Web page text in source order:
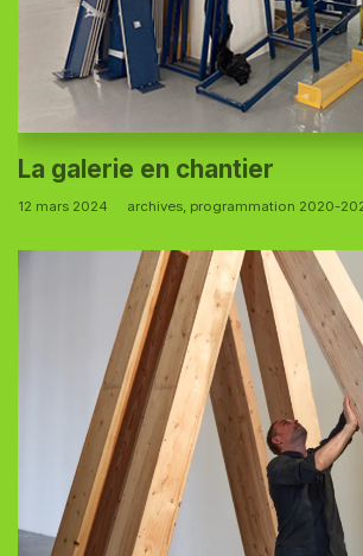
La galerie en chantier
12 mars 2024 archives programmation 2020-